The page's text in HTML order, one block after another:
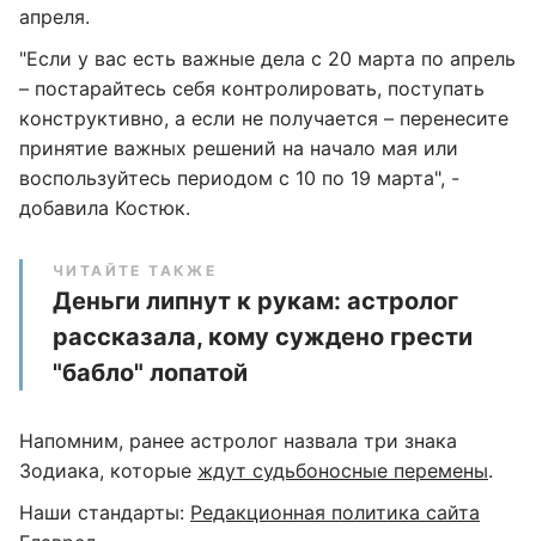
апреля.
"Если у вас есть важные дела с 20 марта по апрель
– постарайтесь себя контролировать, поступать
конструктивно, а если не получается – перенесите
принятие важных решений на начало мая или
воспользуйтесь периодом с 10 по 19 марта", -
добавила Костюк.
ЧИТАЙТЕ ТАКЖЕ
Деньги липнут к рукам: астролог
рассказала, кому суждено грести
"бабло" лопатой
Напомним, ранее астролог назвала три знака
Зодиака, которые ждут судьбоносные перемены.
Наши стандарты: Редакционная политика сайта